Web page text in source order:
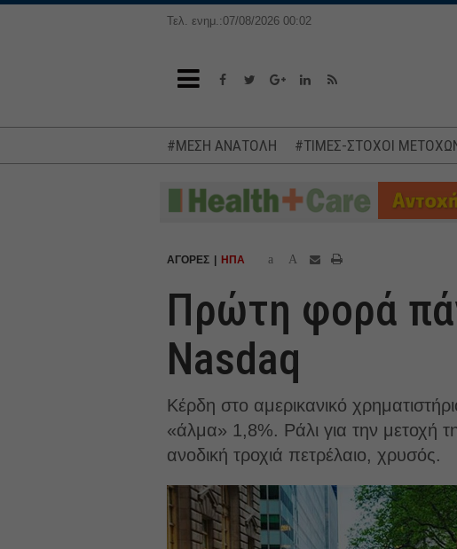
Τελ. ενημ.:07/08/2026 00:02
#ΜΕΣΗ ΑΝΑΤΟΛΗ #ΤΙΜΕΣ-ΣΤΟΧΟΙ
ΑΓΟΡΕΣ ΗΠΑ a A
Πρώτη φορά
Nasdaq
Κέρδη στο αμερικανικό
«άλμα» 1,8%. Ράλι για την μετοχή
ανοδική τροχιά πετρέλαιο, χρυσός.